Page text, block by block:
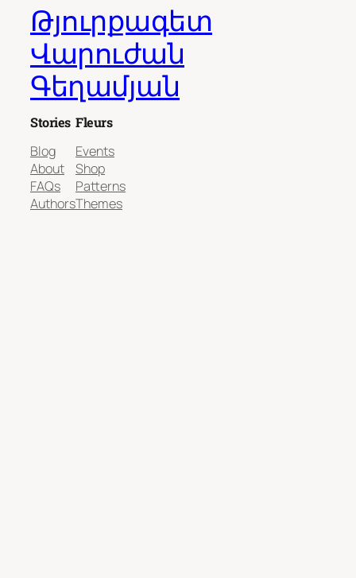
Թյուրքագետ
Վարուժան
Գեղամյան
Stories
Blog
About
FAQs
Authors
Fleurs
Events
Shop
Patterns
Themes